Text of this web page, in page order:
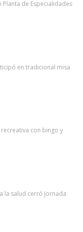
Planta de Especialidades
en tradicional misa
con bingo y
la salud cerró Jornada